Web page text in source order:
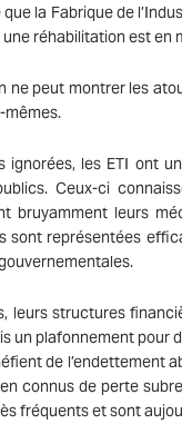
que la Fabrique de
une réhabilitation est en
ne peut montrer les
mêmes.
ignorées, les ETI ont
Ceux-ci
bruyamment leurs
sont représentées
leurs structures
un plafonnement pour
de l’endettement
connus de perte
fréquents et sont